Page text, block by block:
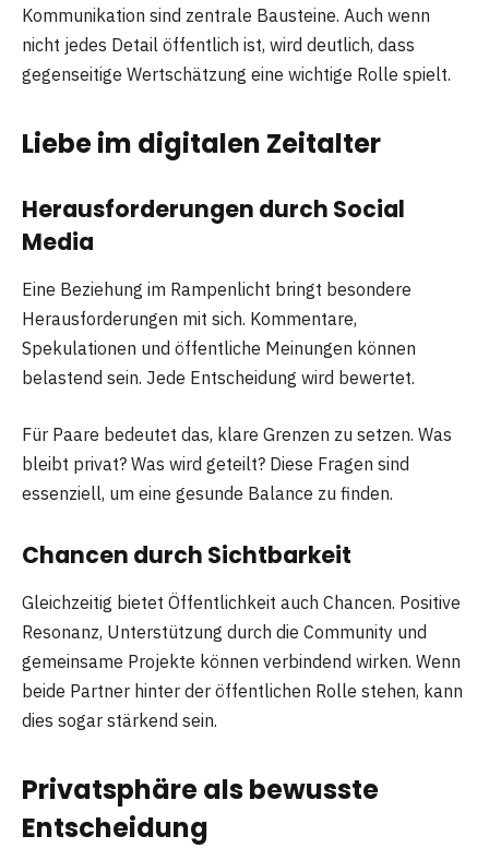
Kommunikation sind zentrale Bausteine. Auch wenn
nicht jedes Detail öffentlich ist, wird deutlich, dass
gegenseitige Wertschätzung eine wichtige Rolle spielt.
Liebe im digitalen Zeitalter
Herausforderungen durch Social
Media
Eine Beziehung im Rampenlicht bringt besondere
Herausforderungen mit sich. Kommentare,
Spekulationen und öffentliche Meinungen können
belastend sein. Jede Entscheidung wird bewertet.
Für Paare bedeutet das, klare Grenzen zu setzen. Was
bleibt privat? Was wird geteilt? Diese Fragen sind
essenziell, um eine gesunde Balance zu finden.
Chancen durch Sichtbarkeit
Gleichzeitig bietet Öffentlichkeit auch Chancen. Positive
Resonanz, Unterstützung durch die Community und
gemeinsame Projekte können verbindend wirken. Wenn
beide Partner hinter der öffentlichen Rolle stehen, kann
dies sogar stärkend sein.
Privatsphäre als bewusste
Entscheidung